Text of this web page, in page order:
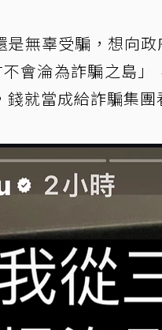
無辜受騙，想向
會淪為詐騙之島
就當成給詐騙集團